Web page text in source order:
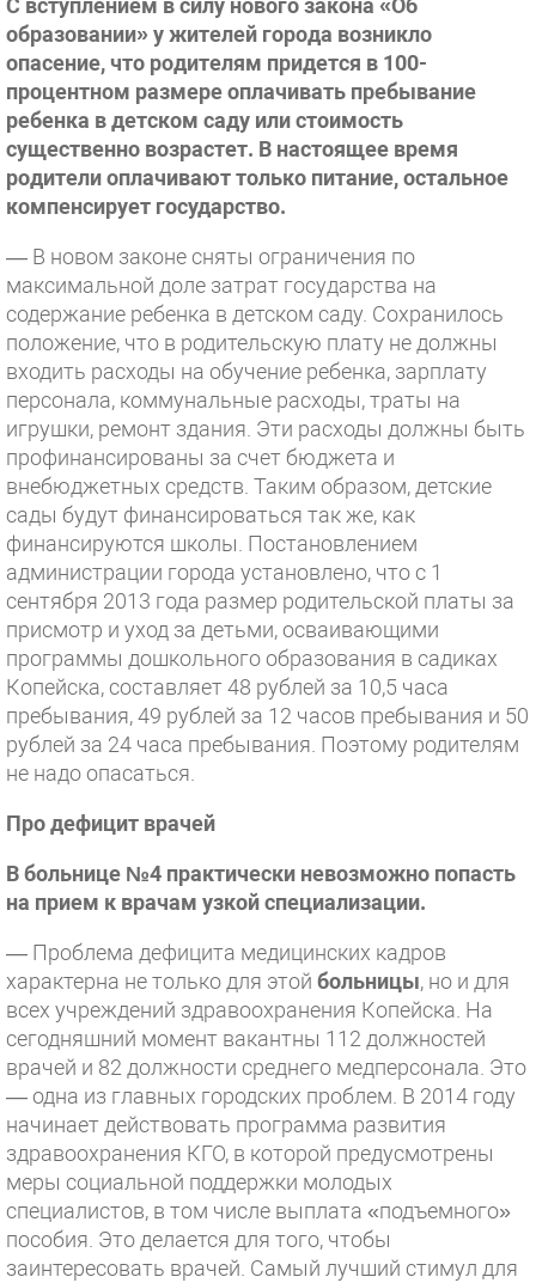
С вступлением в силу нового закона «Об
образовании» у жителей города возникло
опасение, что родителям придется в 100-
процентном размере оплачивать пребывание
ребенка в детском саду или стоимость
существенно возрастет. В настоящее время
родители оплачивают только питание, остальное
компенсирует государство.
— В новом законе сняты ограничения по
максимальной доле затрат государства на
содержание ребенка в детском саду. Сохранилось
положение, что в родительскую плату не должны
входить расходы на обучение ребенка, зарплату
персонала, коммунальные расходы, траты на
игрушки, ремонт здания. Эти расходы должны быть
профинансированы за счет бюджета и
внебюджетных средств. Таким образом, детские
сады будут финансироваться так же, как
финансируются школы. Постановлением
администрации города установлено, что с 1
сентября 2013 года размер родительской платы за
присмотр и уход за детьми, осваивающими
программы дошкольного образования в садиках
Копейска, составляет 48 рублей за 10,5 часа
пребывания, 49 рублей за 12 часов пребывания и 50
рублей за 24 часа пребывания. Поэтому родителям
не надо опасаться.
Про дефицит врачей
В больнице №4 практически невозможно попасть
на прием к врачам узкой специализации.
— Проблема дефицита медицинских кадров
характерна не только для этой больницы, но и для
всех учреждений здравоохранения Копейска. На
сегодняшний момент вакантны 112 должностей
врачей и 82 должности среднего медперсонала. Это
— одна из главных городских проблем. В 2014 году
начинает действовать программа развития
здравоохранения КГО, в которой предусмотрены
меры социальной поддержки молодых
специалистов, в том числе выплата «подъемного»
пособия. Это делается для того, чтобы
заинтересовать врачей. Самый лучший стимул для